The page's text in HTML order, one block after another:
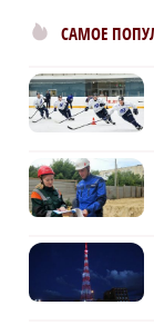
САМОЕ